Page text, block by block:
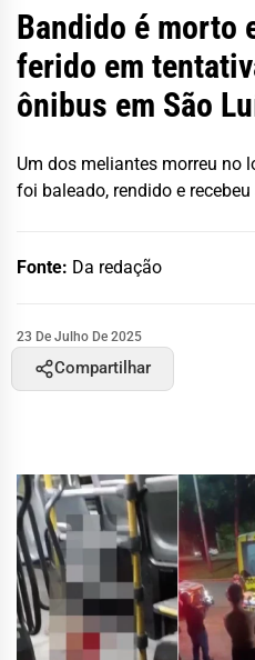
Bandido é morto
ferido em
ônibus em São
Um dos meliantes morreu no
foi baleado, rendido e
Fonte: Da redação
23 De Julho De 2025
Compartilhar